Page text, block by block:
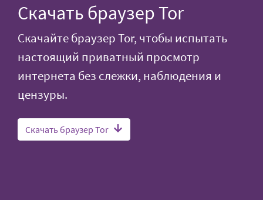
Скачать браузер Tor
Скачайте браузер Tor, чтобы испытать
настоящий приватный просмотр
интернета без слежки, наблюдения и
цензуры.
Скачать браузер Tor